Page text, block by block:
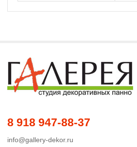
8 918 947-88-37
info@gallery-dekor.ru